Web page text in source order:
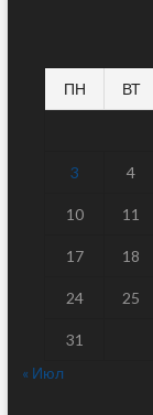
ПН ВТ
3 4
10 11
17 18
24 25
31
« Июл